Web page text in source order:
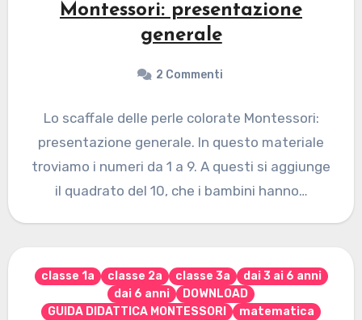
Montessori: presentazione
generale
2 Commenti
Lo scaffale delle perle colorate Montessori:
presentazione generale. In questo materiale
troviamo i numeri da 1 a 9. A questi si aggiunge
il quadrato del 10, che i bambini hanno…
classe 1a classe 2a classe 3a
dai 3 ai 6 anni
dai 6 anni
DOWNLOAD
GUIDA DIDATTICA MONTESSORI
matematica